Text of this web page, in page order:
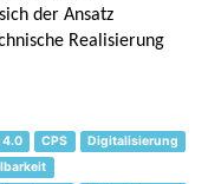
der Ansatz
Realisierung
4.0 CPS
Digitalisierung